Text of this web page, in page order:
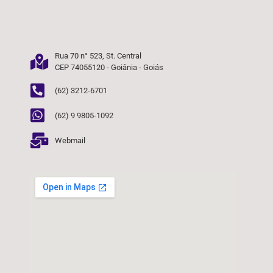
Rua 70 n° 523, St. Central
CEP 74055120 - Goiânia - Goiás
(62) 3212-6701
(62) 9 9805-1092
Webmail